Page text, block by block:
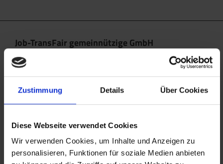
Zustimmung Details Über Cookies
Diese Webseite verwendet Cookies
Wir verwenden Cookies, um Inhalte und Anzeigen zu
personalisieren, Funktionen für soziale Medien anbieten
Job-TransFair gemeinnützige GmbH
Linke Wienzeile 10/21 (Zentrale)
1060 Wien
office@jobtransfair.at
+43 1 585 39 91
Die Inhalte unserer Webseite können Spuren von KI
enthalten. Nähere Details entnehmen Sie bitte
unseremKI Manifest